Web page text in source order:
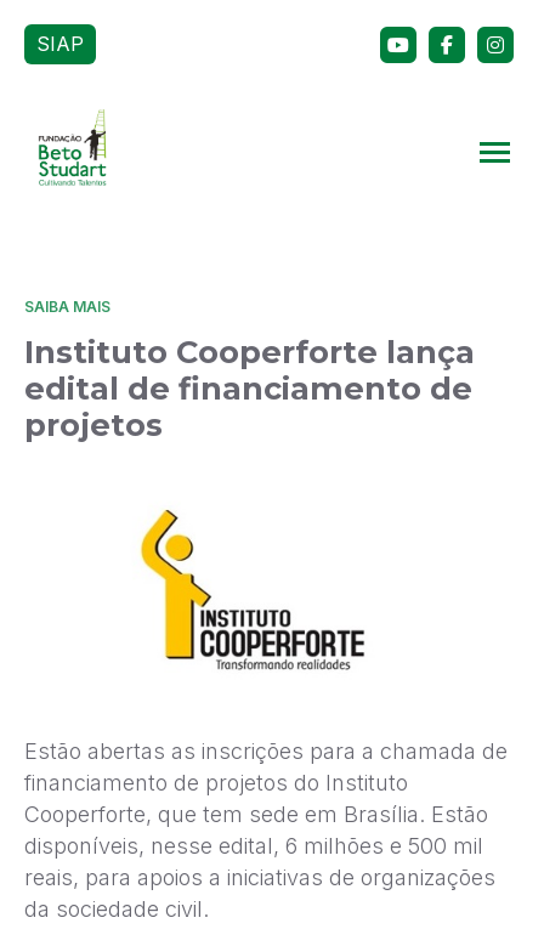
SIAP
SAIBA MAIS
Instituto Cooperforte lança
edital de financiamento de
projetos
Estão abertas as inscrições para a chamada de
financiamento de projetos do Instituto
Cooperforte, que tem sede em Brasília. Estão
disponíveis, nesse edital, 6 milhões e 500 mil
reais, para apoios a iniciativas de organizações
da sociedade civil.